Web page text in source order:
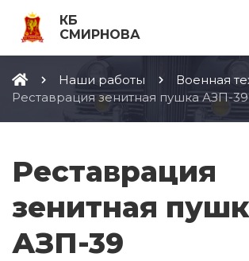
КБ
СМИРНОВА
Наши работы
Военная
Реставрация зенитная пушка АЗП-39
Реставрация
зенитная
АЗП-39